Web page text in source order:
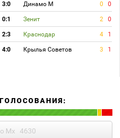
3:0 Динамо М 0 0
0:1 Зенит 2 0
2:3 Краснодар 4 1
4:0 Крылья Советов 3 1
Мх 4630